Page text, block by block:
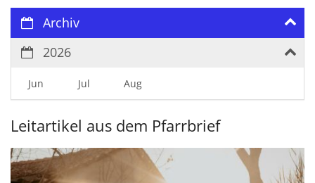
Archiv
2026
Jun Jul Aug
Leitartikel aus dem Pfarrbrief